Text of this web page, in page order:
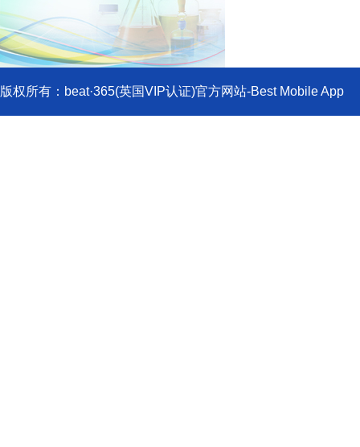
版权所有：beat·365(英国VIP认证)官方网站-Best Mobile